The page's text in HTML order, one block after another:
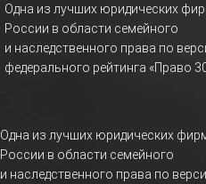
Одна из лучших юридических
России в области семейного
и наследственного права по
федерального рейтинга «Право
Одна из лучших юридических
России в области семейного
и наследственного права по